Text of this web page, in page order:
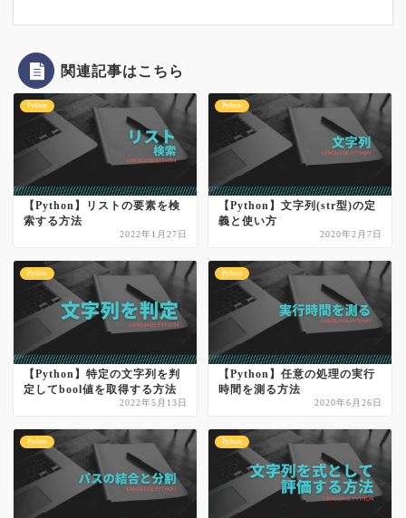
関連記事はこちら
Python
【Python】リストの要素を検
索する方法
2022年1月27日
Python
【Python】文字列(str型)の定
義と使い方
2020年2月7日
Python
【Python】特定の文字列を判
定してbool値を取得する方法
2022年5月13日
Python
【Python】任意の処理の実行
時間を測る方法
2020年6月26日
Python Python